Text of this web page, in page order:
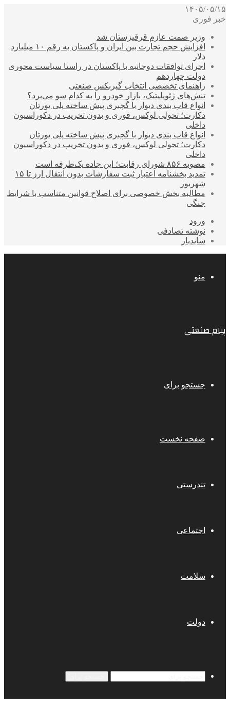
۱۴۰۵/۰۵/۱۵
خبر فوری
وزیر صمت عازم قرقیزستان شد
افزایش حجم تجارت بین ایران و پاکستان به رقم ۱۰ میلیارد
دلار
اجرای توافقات دوجانبه با پاکستان در راستا سیاست محوری
دولت چهاردهم
راهنمای تخصصی انتخاب گیربکس صنعتی
تنش‌های ژئوپلیتیک، بازار خودرو را به کدام سو می‌برد؟
انواع قاب بندی دیوار با گچبری پیش ساخته پلی یورتان
دکارت؛ تحولی لوکس، فوری و بدون تخریب در دکوراسیون
داخلی
انواع قاب بندی دیوار با گچبری پیش ساخته پلی یورتان
دکارت؛ تحولی لوکس، فوری و بدون تخریب در دکوراسیون
داخلی
مصوبه ۸۵۶ شورای رقابت؛ این جاده یک‌طرفه است
تمدید بخشنامه اعتبار ثبت سفارشات بدون انتقال ارز تا ۱۵
شهریور
مطالبه بخش خصوصی برای اصلاح قوانین متناسب با شرایط
جنگی
ورود
نوشته تصادفی
سایدبار
منو
پیام صنعتی
جستجو برای
صفحه نخست
تندرستی
اجتماعی
سلامت
دولت